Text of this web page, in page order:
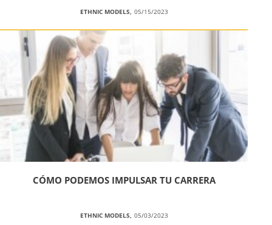
ETHNIC MODELS, 05/15/2023
CÓMO PODEMOS IMPULSAR TU CARRERA
ETHNIC MODELS, 05/03/2023